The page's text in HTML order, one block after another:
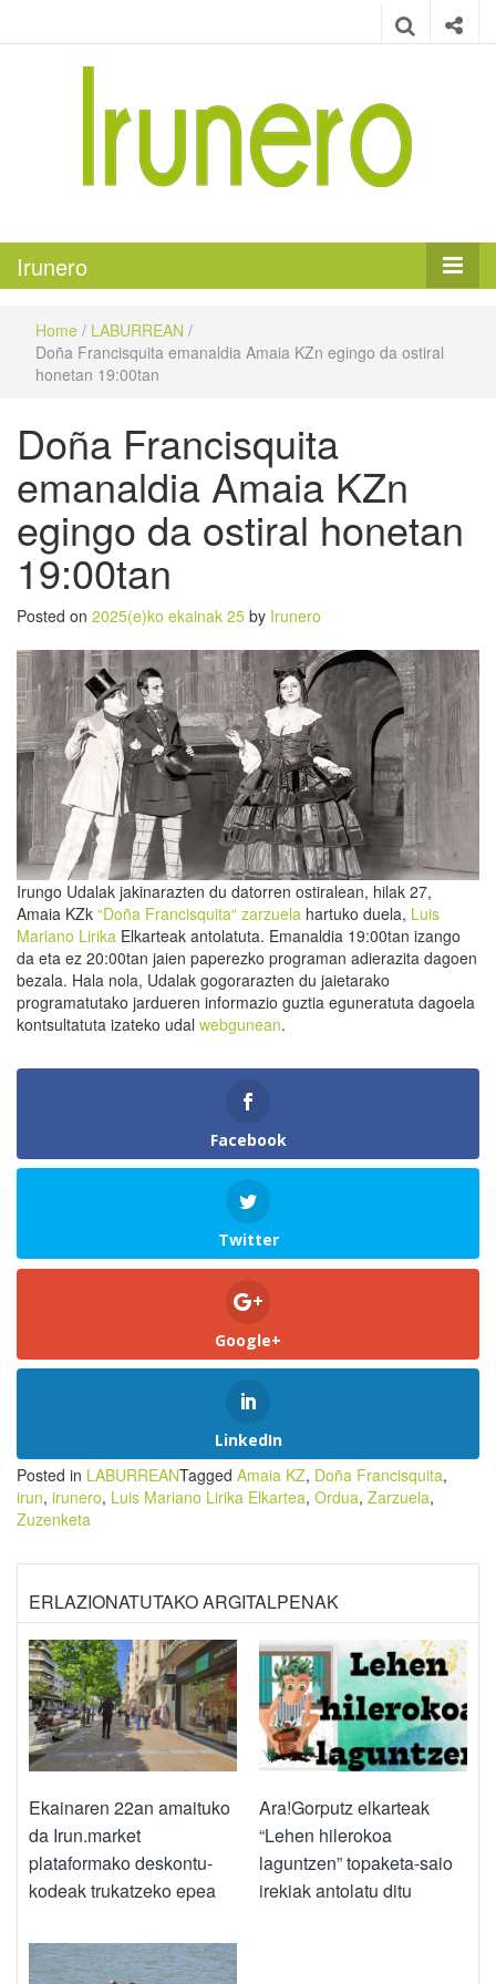
Irunero
Home / LABURREAN /
Doña Francisquita emanaldia Amaia KZn egingo da ostiral
honetan 19:00tan
Doña Francisquita
emanaldia Amaia KZn
egingo da ostiral honetan
19:00tan
Posted on 2025(e)ko ekainak 25 by Irunero
Irungo Udalak jakinarazten du datorren ostiralean, hilak 27,
Amaia KZk “Doña Francisquita“ zarzuela hartuko duela, Luis
Mariano Lirika Elkarteak antolatuta. Emanaldia 19:00tan izango
da eta ez 20:00tan jaien paperezko programan adierazita dagoen
bezala. Hala nola, Udalak gogorarazten du jaietarako
programatutako jardueren informazio guztia eguneratuta dagoela
kontsultatuta izateko udal webgunean.
Facebook
Twitter
Google+
LinkedIn
Posted in LABURREANTagged Amaia KZ, Doña Francisquita,
irun, irunero, Luis Mariano Lirika Elkartea, Ordua, Zarzuela,
Zuzenketa
ERLAZIONATUTAKO ARGITALPENAK
Ekainaren 22an amaituko
da Irun.market
plataformako deskontu-
kodeak trukatzeko epea
Ara!Gorputz elkarteak
“Lehen hilerokoa
laguntzen” topaketa-saio
irekiak antolatu ditu